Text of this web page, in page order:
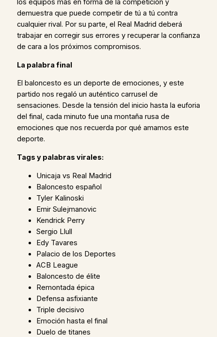
los equipos más en forma de la competición y
demuestra que puede competir de tú a tú contra
cualquier rival. Por su parte, el Real Madrid deberá
trabajar en corregir sus errores y recuperar la confianza
de cara a los próximos compromisos.
La palabra final
El baloncesto es un deporte de emociones, y este
partido nos regaló un auténtico carrusel de
sensaciones. Desde la tensión del inicio hasta la euforia
del final, cada minuto fue una montaña rusa de
emociones que nos recuerda por qué amamos este
deporte.
Tags y palabras virales:
Unicaja vs Real Madrid
Baloncesto español
Tyler Kalinoski
Emir Sulejmanovic
Kendrick Perry
Sergio Llull
Edy Tavares
Palacio de los Deportes
ACB League
Baloncesto de élite
Remontada épica
Defensa asfixiante
Triple decisivo
Emoción hasta el final
Duelo de titanes